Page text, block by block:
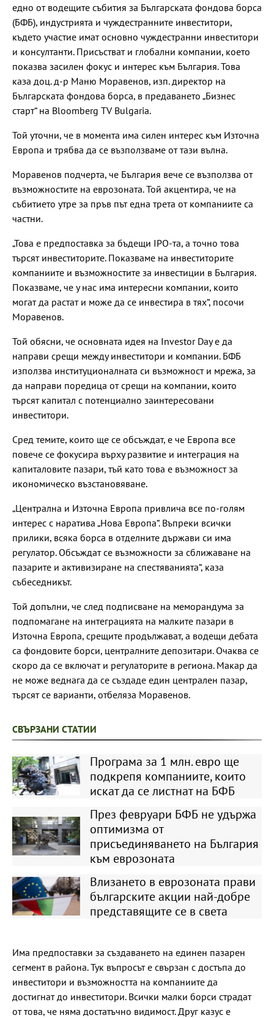
едно от водещите събития за Българската фондова борса
(БФБ), индустрията и чуждестранните инвеститори,
където участие имат основно чуждестранни инвеститори
и консултанти. Присъстват и глобални компании, което
показва засилен фокус и интерес към България. Това
каза доц. д-р Маню Моравенов, изп. директор на
Българската фондова борса, в предаването „Бизнес
старт“ на Bloomberg TV Bulgaria.
Той уточни, че в момента има силен интерес към Източна
Европа и трябва да се възползваме от тази вълна.
Моравенов подчерта, че България вече се възползва от
възможностите на еврозоната. Той акцентира, че на
събитието утре за пръв път една трета от компаниите са
частни.
„Това е предпоставка за бъдещи IPO-та, а точно това
търсят инвеститорите. Показваме на инвеститорите
компаниите и възможностите за инвестиции в България.
Показваме, че у нас има интересни компании, които
могат да растат и може да се инвестира в тях“, посочи
Моравенов.
Той обясни, че основната идея на Investor Day е да
направи срещи между инвеститори и компании. БФБ
използва институционалната си възможност и мрежа, за
да направи поредица от срещи на компании, които
търсят капитал с потенциално заинтересовани
инвеститори.
Сред темите, които ще се обсъждат, е че Европа все
повече се фокусира върху развитие и интеграция на
капиталовите пазари, тъй като това е възможност за
икономическо възстановяване.
„Централна и Източна Европа привлича все по-голям
интерес с наратива „Нова Европа“. Въпреки всички
прилики, всяка борса в отделните държави си има
регулатор. Обсъждат се възможности за сближаване на
пазарите и активизиране на спестяванията“, каза
събеседникът.
Той допълни, че след подписване на меморандума за
подпомагане на интеграцията на малките пазари в
Източна Европа, срещите продължават, а водещи дебата
са фондовите борси, централните депозитари. Очаква се
скоро да се включат и регулаторите в региона. Макар да
не може веднага да се създаде един централен пазар,
търсят се варианти, отбеляза Моравенов.
СВЪРЗАНИ СТАТИИ
Програма за 1 млн. евро ще
подкрепя компаниите, които
искат да се листнат на БФБ
През февруари БФБ не удържа
оптимизма от
присъединяването на България
към еврозоната
Влизането в еврозоната прави
българските акции най-добре
представящите се в света
Има предпоставки за създаването на единен пазарен
сегмент в района. Тук въпросът е свързан с достъпа до
инвеститори и възможността на компаниите да
достигнат до инвеститори. Всички малки борси страдат
от това, че няма достатъчно видимост. Друг казус е